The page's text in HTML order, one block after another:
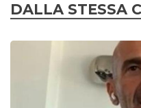
DALLA STESSA